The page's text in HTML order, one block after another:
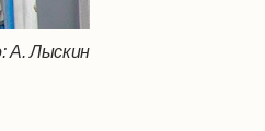
А. Лыскин